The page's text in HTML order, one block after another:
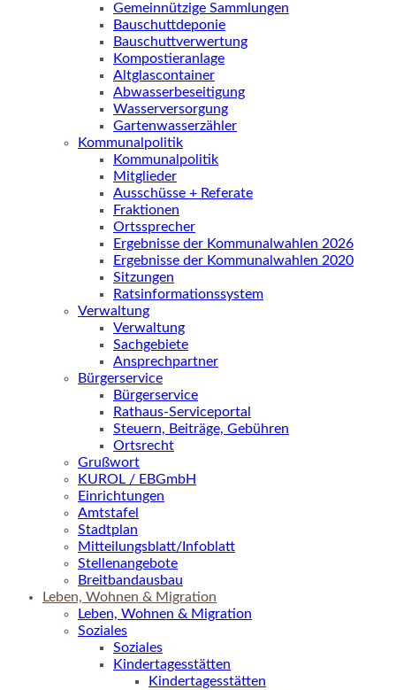
Gemeinnützige Sammlungen
Bauschuttdeponie
Bauschuttverwertung
Kompostieranlage
Altglascontainer
Abwasserbeseitigung
Wasserversorgung
Gartenwasserzähler
Kommunalpolitik
Kommunalpolitik
Mitglieder
Ausschüsse + Referate
Fraktionen
Ortssprecher
Ergebnisse der Kommunalwahlen 2026
Ergebnisse der Kommunalwahlen 2020
Sitzungen
Ratsinformationssystem
Verwaltung
Verwaltung
Sachgebiete
Ansprechpartner
Bürgerservice
Bürgerservice
Rathaus-Serviceportal
Steuern, Beiträge, Gebühren
Ortsrecht
Grußwort
KUROL / EBGmbH
Einrichtungen
Amtstafel
Stadtplan
Mitteilungsblatt/Infoblatt
Stellenangebote
Breitbandausbau
Leben, Wohnen & Migration
Leben, Wohnen & Migration
Soziales
Soziales
Kindertagesstätten
Kindertagesstätten